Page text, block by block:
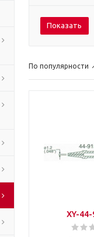
Показать
По популярности
XY-